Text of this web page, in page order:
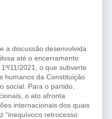
a discussão desenvolvida
até o encerramento
11/2021, o que subverte
humanos da Constituição
social. Para o partido,
o ato afronta
internacionais dos quais
“inequívoco retrocesso